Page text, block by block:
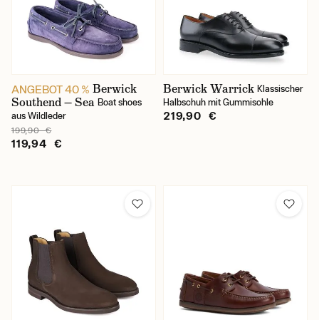
38,5
39
40
40,5
42,5
43
43,5
ANGEBOT 40 % Berwick
Southend — Sea Boat shoes
aus Wildleder
199,90 €
119,94 €
Berwick Warrick Klassischer
Halbschuh mit Gummisohle
219,90 €